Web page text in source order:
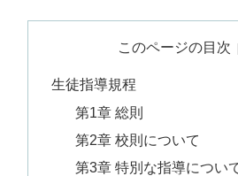
このページの目次
生徒指導規程
第1章 総則
第2章 校則について
第3章 特別な指導につい